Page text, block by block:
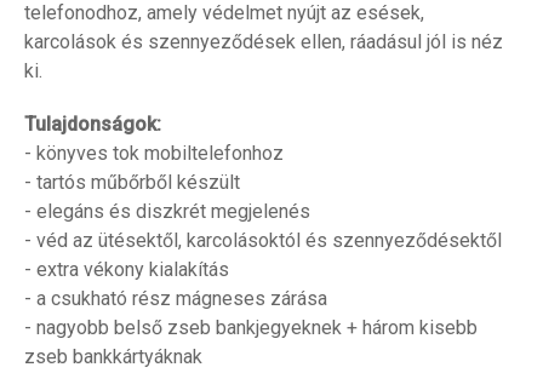
telefonodhoz, amely védelmet nyújt az esések,
karcolások és szennyeződések ellen, ráadásul jól is néz
ki.
Tulajdonságok:
- könyves tok mobiltelefonhoz
- tartós műbőrből készült
- elegáns és diszkrét megjelenés
- véd az ütésektől, karcolásoktól és szennyeződésektől
- extra vékony kialakítás
- a csukható rész mágneses zárása
- nagyobb belső zseb bankjegyeknek + három kisebb
zseb bankkártyáknak